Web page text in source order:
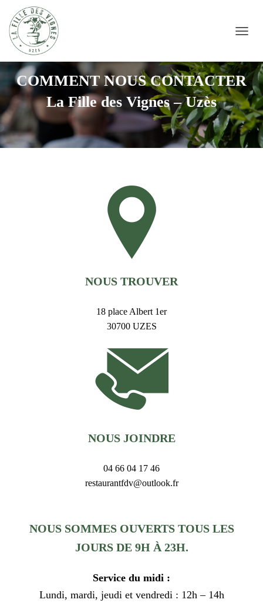
COMMENT NOUS CONTACTER
La Fille des Vignes – Uzès
NOUS TROUVER
18 place Albert 1er
30700 UZES
NOUS JOINDRE
04 66 04 17 46
restaurantfdv@outlook.fr
NOUS SOMMES OUVERTS TOUS LES
JOURS DE 9H À 23H.
Service du midi :
Lundi, mardi, jeudi et vendredi : 12h – 14h